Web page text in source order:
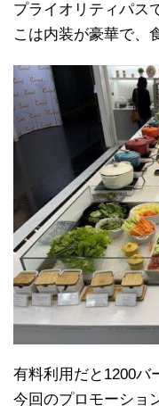
プライオリティパス
こは内装が豪華で、
有料利用だと1200バ
今回のプロモーショ